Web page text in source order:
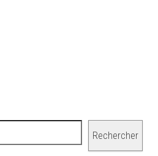
Rechercher